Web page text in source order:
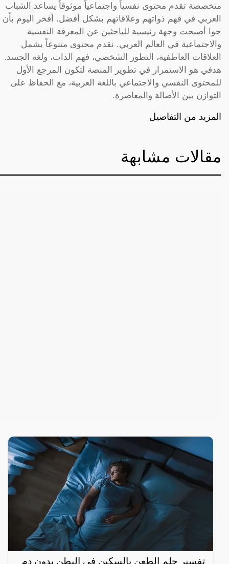
متخصصة تقدم محتوى نفسياً واجتماعياً موثوقاً يساعد الشباب
العربي في فهم ذواتهم وعلاقاتهم بشكل أفضل. أفخر اليوم بأن
جوا أصبحت وجهة رئيسية للباحثين عن المعرفة النفسية
والاجتماعية في العالم العربي. نقدم محتوى متنوعاً يشمل
العلاقات العاطفية، التطور الشخصي، فهم الذات، ولغة الجسد.
هدفي هو الاستمرار في تطوير المنصة لتكون المرجع الأول
للمحتوى النفسي والاجتماعي باللغة العربية، مع الحفاظ على
التوازن بين الأصالة والمعاصرة.
المزيد من التفاصيل
مقالات مشابهة
تفسير حلم الطعن بالسكين في البطن بدون دم